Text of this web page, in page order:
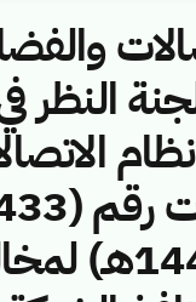
النظر
نظام
ق/1444هـ)